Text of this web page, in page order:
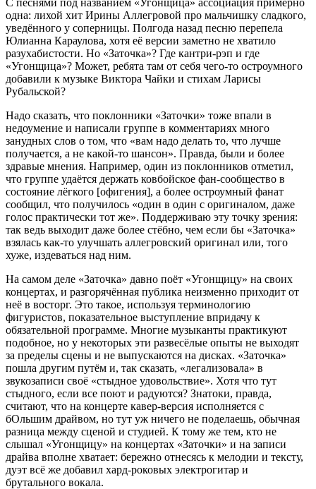
одна: лихой хит Ирины Аллегровой про мальчишку сладкого,
уведённого у соперницы. Полгода назад песню перепела
Юлианна Караулова, хотя её версии заметно не хватило
разухабистости. Но «Заточка»? Где кантри-рэп и где
«Угонщица»? Может, ребята там от себя чего-то остроумного
добавили к музыке Виктора Чайки и стихам Ларисы
Рубальской?
Надо сказать, что поклонники «Заточки» тоже впали в
недоумение и написали группе в комментариях много
занудных слов о том, что «вам надо делать то, что лучше
получается, а не какой-то шансон». Правда, были и более
здравые мнения. Например, один из поклонников отметил,
что группе удаётся держать ковбойское фан-сообщество в
состояние лёгкого [офигения], а более остроумный фанат
сообщил, что получилось «один в один с оригиналом, даже
голос практически тот же». Поддерживаю эту точку зрения:
так ведь выходит даже более стёбно, чем если бы «Заточка»
взялась как-то улучшать аллегровский оригинал или, того
хуже, издеваться над ним.
На самом деле «Заточка» давно поёт «Угонщицу» на своих
концертах, и разгорячённая публика неизменно приходит от
неё в восторг. Это такое, используя терминологию
фигуристов, показательное выступление впридачу к
обязательной программе. Многие музыканты практикуют
подобное, но у некоторых эти развесёлые опыты не выходят
за пределы сцены и не выпускаются на дисках. «Заточка»
пошла другим путём и, так сказать, «легализовала» в
звукозаписи своё «стыдное удовольствие». Хотя что тут
стыдного, если все поют и радуются? Знатоки, правда,
считают, что на концерте кавер-версия исполняется с
бОльшим драйвом, но тут уж ничего не поделаешь, обычная
разница между сценой и студией. К тому же тем, кто не
слышал «Угонщицу» на концертах «Заточки» и на записи
драйва вполне хватает: бережно отнесясь к мелодии и тексту,
дуэт всё же добавил хард-роковых электрогитар и
брутального вокала.